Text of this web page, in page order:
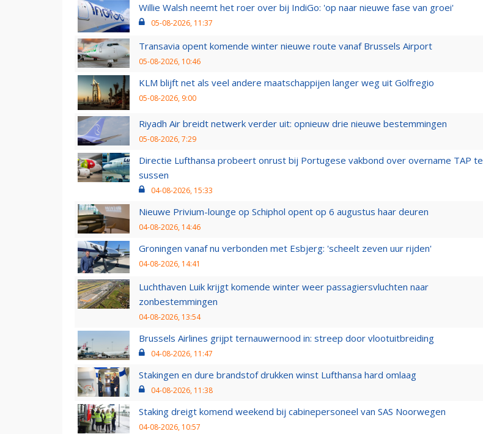
Willie Walsh neemt het roer over bij IndiGo: 'op naar nieuwe fase van groei'
05-08-2026, 11:37
Transavia opent komende winter nieuwe route vanaf Brussels Airport
05-08-2026, 10:46
KLM blijft net als veel andere maatschappijen langer weg uit Golfregio
05-08-2026, 9:00
Riyadh Air breidt netwerk verder uit: opnieuw drie nieuwe bestemmingen
05-08-2026, 7:29
Directie Lufthansa probeert onrust bij Portugese vakbond over overname TAP te
sussen
04-08-2026, 15:33
Nieuwe Privium-lounge op Schiphol opent op 6 augustus haar deuren
04-08-2026, 14:46
Groningen vanaf nu verbonden met Esbjerg: 'scheelt zeven uur rijden'
04-08-2026, 14:41
Luchthaven Luik krijgt komende winter weer passagiersvluchten naar
zonbestemmingen
04-08-2026, 13:54
Brussels Airlines grijpt ternauwernood in: streep door vlootuitbreiding
04-08-2026, 11:47
Stakingen en dure brandstof drukken winst Lufthansa hard omlaag
04-08-2026, 11:38
Staking dreigt komend weekend bij cabinepersoneel van SAS Noorwegen
04-08-2026, 10:57